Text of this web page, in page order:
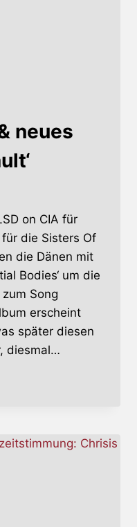
neues
on CIA für
die Sisters Of
die Dänen mit
Bodies‘ um die
Song
erscheint
später diesen
diesmal…